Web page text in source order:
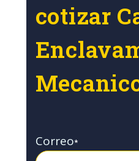
cotizar
Correo*